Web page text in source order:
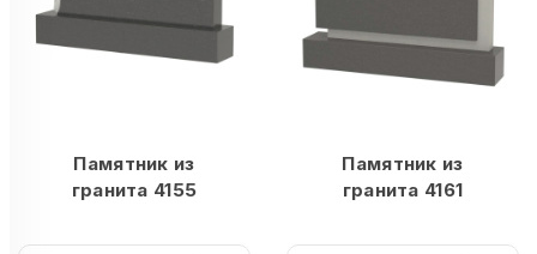
Памятник из
гранита 4155
Памятник из
гранита 4161